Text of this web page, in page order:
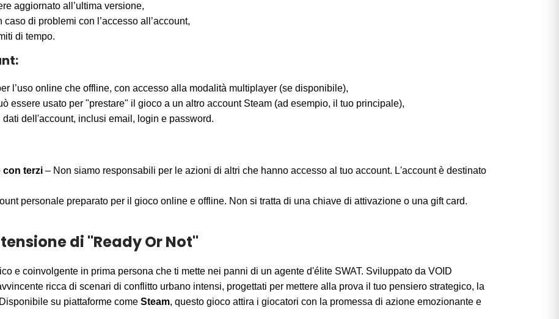
aggiornato all’ultima versione,
di problemi con l’accesso all’account,
di tempo.
l’uso online che offline, con accesso alla modalità multiplayer (se disponibile),
essere usato per "prestare" il gioco a un altro account Steam (ad esempio, il tuo principale),
dell'account, inclusi email, login e password.
con terzi – Non siamo responsabili per le azioni di altri che hanno accesso al tuo account. L'account è destinato
personale preparato per il gioco online e offline. Non si tratta di una chiave di attivazione o una gift card.
di "Ready Or Not"
e coinvolgente in prima persona che ti mette nei panni di un agente d'élite SWAT. Sviluppato da VOID
ricca di scenari di conflitto urbano intensi, progettati per mettere alla prova il tuo pensiero strategico, la
su piattaforme come Steam, questo gioco attira i giocatori con la promessa di azione emozionante e